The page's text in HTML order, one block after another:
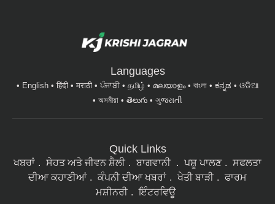
Languages
English हिंदी मराठी ਪੰਜਾਬੀ தமிழ் മലയാളം বাংলা ಕನ್ನಡ
ଓଡିଆ
অসমীয়া
తెలుగు ગુજરાતી
Quick Links
ਖਬਰਾਂ ਸੇਹਤ ਅਤੇ ਜੀਵਨ ਸ਼ੈਲੀ ਬਾਗਵਾਨੀ ਪਸ਼ੂ ਪਾਲਣ
ਸਫਲਤਾ
ਦੀਆ ਕਹਾਣੀਆਂ
ਕੰਪਨੀ ਦੀਆ ਖਬਰਾਂ ਖੇਤੀ ਬਾੜੀ
ਫਾਰਮ
ਮਸ਼ੀਨਰੀ
ਇੰਟਰਵਿਊ